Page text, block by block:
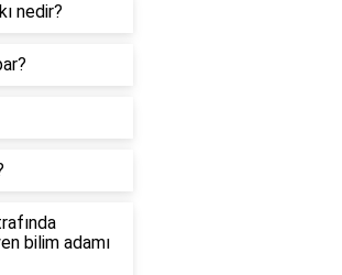
nedir?
bilim adamı